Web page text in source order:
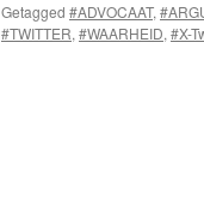
Getagged #ADVOCAAT,
#TWITTER, #WAARHEID, #X-